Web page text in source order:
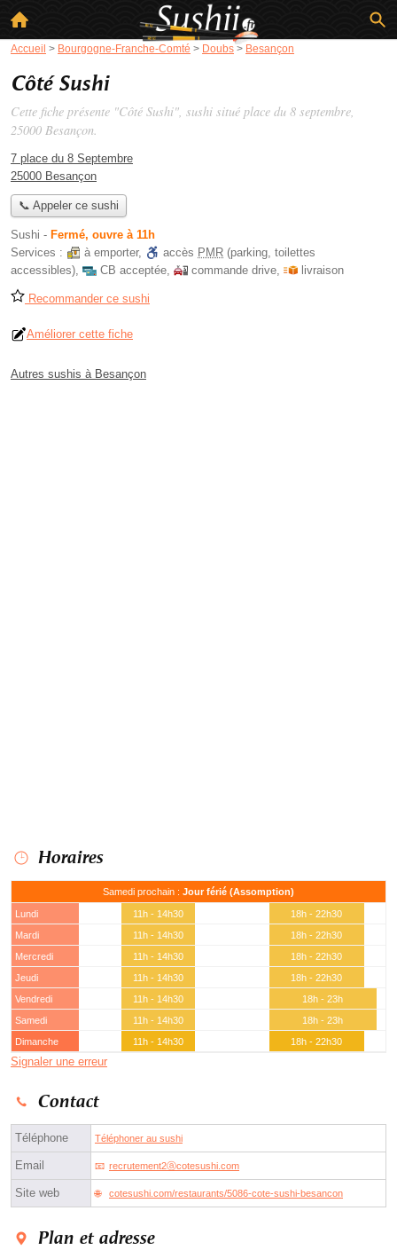
Accueil > Bourgogne-Franche-Comté > Doubs> Besançon
Côté Sushi
Cette fiche présente "Côté Sushi", sushi situé place du 8 septembre,
25000 Besançon.
7 place du 8 Septembre
25000 Besançon
📞 Appeler ce sushi
Sushi - Fermé, ouvre à 11h
Services :
à emporter, accès PMR (parking, toilettes
accessibles), CB acceptée, commande drive, livraison
Recommander ce sushi
Améliorer cette fiche
Autres sushis à Besançon
Horaires
Samedi prochain : Jour férié (Assomption)
Lundi 11h - 14h30
18h - 22h30
Mardi
11h - 14h30
18h - 22h30
Mercredi
11h - 14h30
18h - 22h30
Jeudi
11h - 14h30
18h - 22h30
Vendredi
11h - 14h30
18h - 23h
Samedi
11h - 14h30
18h - 23h
Dimanche
11h - 14h30 18h - 22h30
Signaler une erreur
Contact
Téléphone Téléphoner au sushi
Email recrutement2ⓐcotesushi.com
Site web cotesushi.com/restaurants/5086-cote-sushi-besancon
Plan et adresse